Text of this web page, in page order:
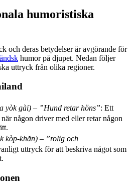
humoristiska
och deras betydelser är avgörande för
humor på djupet. Nedan följer
uttryck från olika regioner.
gài) – ”Hund retar höns”: Ett
någon driver med eller retar någon
khăn) – ”rolig och
uttryck för att beskriva något som